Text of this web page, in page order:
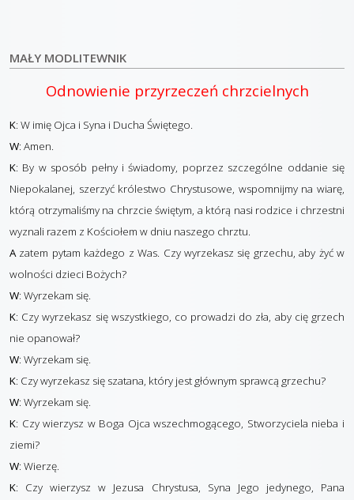
MAŁY MODLITEWNIK
Odnowienie przyrzeczeń chrzcielnych
K: W imię Ojca i Syna i Ducha Świętego.
W: Amen.
K: By w sposób pełny i świadomy, poprzez szczególne oddanie się
Niepokalanej, szerzyć królestwo Chrystusowe, wspomnijmy na wiarę,
którą otrzymaliśmy na chrzcie świętym, a którą nasi rodzice i chrzestni
wyznali razem z Kościołem w dniu naszego chrztu.
Azatem pytam każdego z Was. Czy wyrzekasz się grzechu, aby żyć w
wolności dzieci Bożych?
W: Wyrzekam się.
K: Czy wyrzekasz się wszystkiego, co prowadzi do zła, aby cię grzech
nie opanował?
W: Wyrzekam się.
K: Czy wyrzekasz się szatana, który jest głównym sprawcą grzechu?
W: Wyrzekam się.
K: Czy wierzysz w Boga Ojca wszechmogącego, Stworzyciela nieba i
ziemi?
W: Wierzę.
K: Czy wierzysz w Jezusa Chrystusa, Syna Jego jedynego, Pana